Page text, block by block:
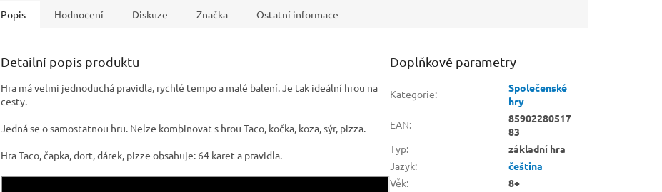
Popis Hodnocení Diskuze Značka Ostatní informace
Detailní popis produktu
Hra má velmi jednoduchá pravidla, rychlé tempo a malé balení. Je tak ideální hrou na
cesty.
Jedná se o samostatnou hru. Nelze kombinovat s hrou Taco, kočka, koza, sýr, pizza.
Hra Taco, čapka, dort, dárek, pizze obsahuje: 64 karet a pravidla.
Doplňkové parametry
Kategorie:
Společenské
hry
EAN:
85902280517
83
Typ:
základní hra
Jazyk:
čeština
Věk:
8+